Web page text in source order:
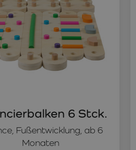
auch die Möglichkeit, ihre
Hilfsmittel motivieren Kinder zu
Kindern mit Plattfüßen
für Spielzimmer, Innen- und
Fußentwicklung, ab 6
Monaten
6 Stck.